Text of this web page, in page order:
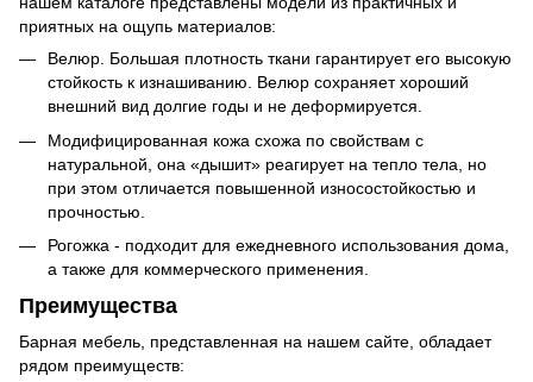
приятных на ощупь материалов:
Велюр. Большая плотность ткани гарантирует его высокую
стойкость к изнашиванию. Велюр сохраняет хороший
внешний вид долгие годы и не деформируется.
Модифицированная кожа схожа по свойствам с
натуральной, она «дышит» реагирует на тепло тела, но
при этом отличается повышенной износостойкостью и
прочностью.
Рогожка - подходит для ежедневного использования дома,
а также для коммерческого применения.
Преимущества
Барная мебель, представленная на нашем сайте, обладает
рядом преимуществ: